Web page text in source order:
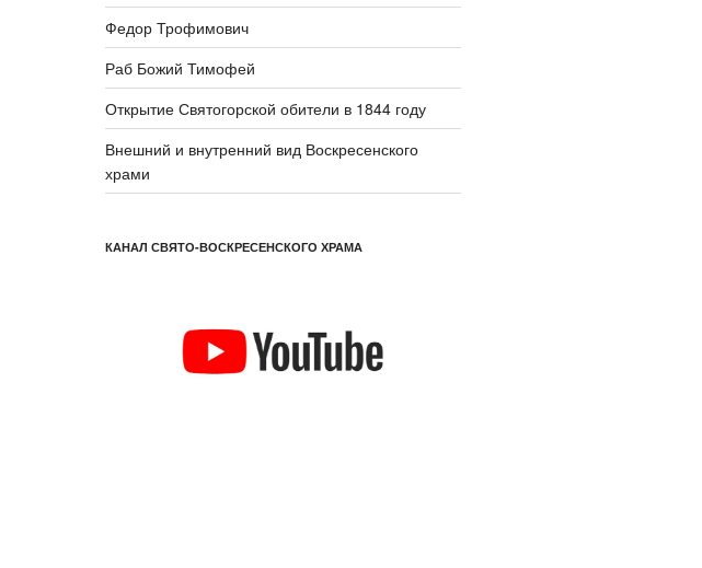
Федор Трофимович
Раб Божий Тимофей
Открытие Святогорской обители в 1844 году
Внешний и внутренний вид Воскресенского
храми
КАНАЛ СВЯТО-ВОСКРЕСЕНСКОГО ХРАМА